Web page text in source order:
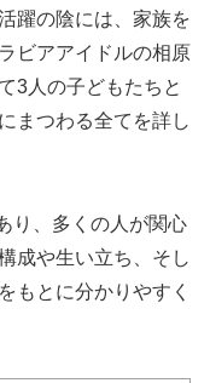
躍の陰には、家族を
ビアアイドルの相原
3人の子どもたちと
まつわる全てを詳し
り、多くの人が関心
成や生い立ち、そし
もとに分かりやすく